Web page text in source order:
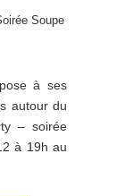
Soupe
à ses
autour du
– soirée
à 19h au